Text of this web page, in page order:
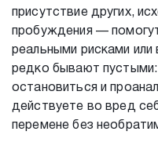
присутствие других,
пробуждения —
реальными рисками
редко бывают
остановиться и
действуете во вред
перемене без